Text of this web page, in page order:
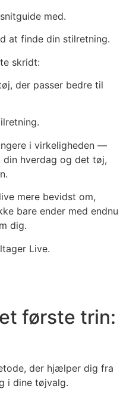
med.
at finde din stilretning.
skridt:
der passer bedre til
i virkeligheden —
hverdag og det tøj,
mere bevidst om,
bare ender med endnu
dig.
Live.
første trin:
der hjælper dig fra
i dine tøjvalg.